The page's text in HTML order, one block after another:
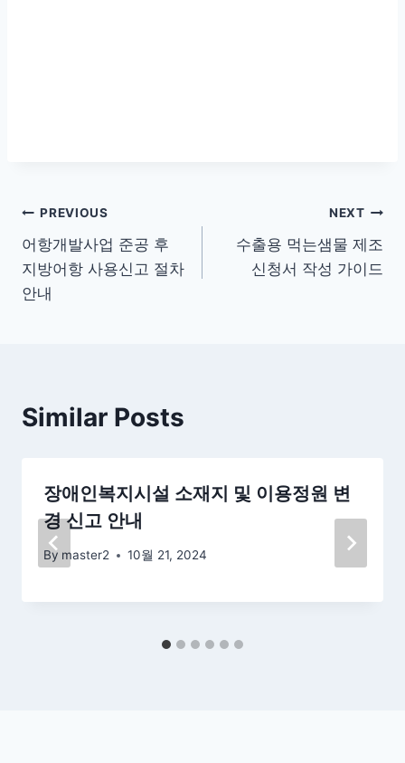
글
탐
색
PREVIOUS
어항개발사업 준공 후
지방어항 사용신고 절차
안내
NEXT
수출용 먹는샘물 제조
신청서 작성 가이드
Similar Posts
장애인복지시설 소재지 및 이용정원 변
경 신고 안내
By master2 10월 21, 2024